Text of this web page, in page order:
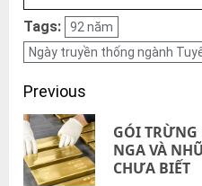
Tags:
92 năm
Ngày truyền thống ngành
Post
navigation
Previous
GÓI TRỪNG
NGA VÀ
CHƯA BIẾT